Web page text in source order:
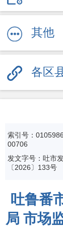
其他
各区
索引号：
00706
发文字号：吐市
〔2026〕133号
吐鲁番
局 市场